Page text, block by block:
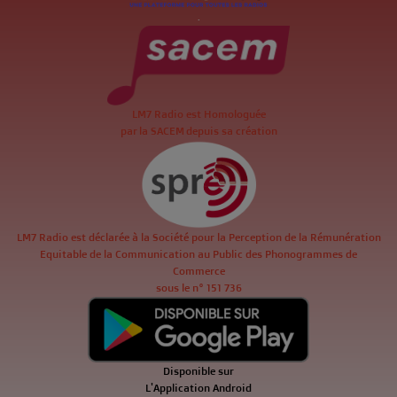
.
LM7 Radio est Homologuée
par la SACEM depuis sa création
LM7 Radio est déclarée à la Société pour la Perception de la Rémunération
Equitable de la Communication au Public des Phonogrammes de
Commerce
sous le n° 151 736
Disponible sur
L'Application Android